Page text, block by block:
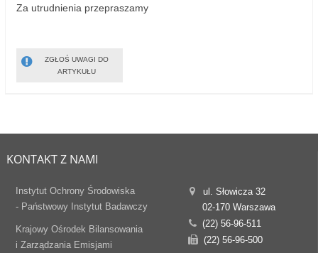
Za utrudnienia przepraszamy
ZGŁOŚ UWAGI DO
ARTYKUŁU
KONTAKT Z NAMI
Instytut Ochrony Środowiska
- Państwowy Instytut Badawczy
Krajowy Ośrodek Bilansowania
i Zarządzania Emisjami
ul. Słowicza 32
02-170 Warszawa
(22) 56-96-511
(22) 56-96-500